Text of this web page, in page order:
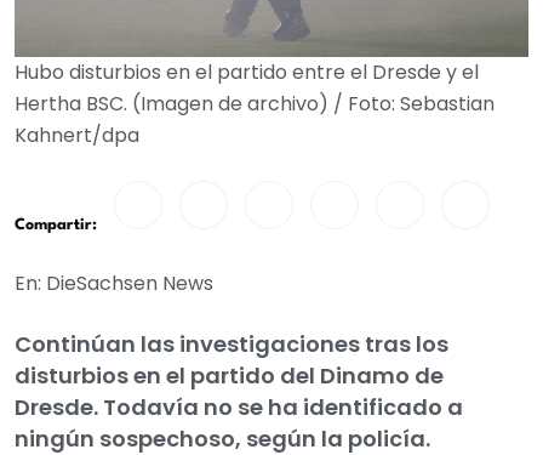
Hubo disturbios en el partido entre el Dresde y el
Hertha BSC. (Imagen de archivo) / Foto: Sebastian
Kahnert/dpa
Compartir:
En: DieSachsen News
Continúan las investigaciones tras los
disturbios en el partido del Dinamo de
Dresde. Todavía no se ha identificado a
ningún sospechoso, según la policía.